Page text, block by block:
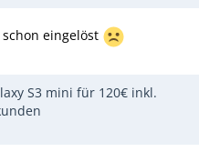
eingelöst
S3 mini für 120€ inkl.